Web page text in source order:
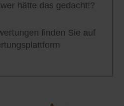
hätte das gedacht!?
finden Sie auf